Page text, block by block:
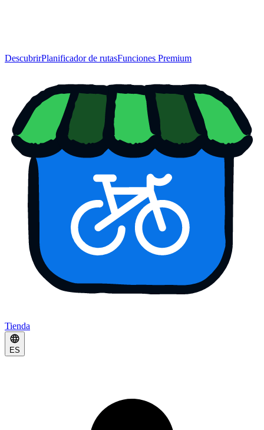
DescubrirPlanificador de rutasFunciones Premium
Tienda
ES